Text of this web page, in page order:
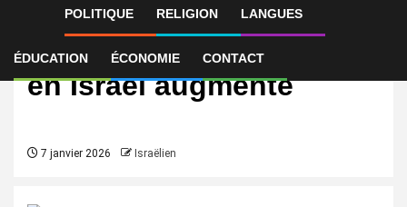
POLITIQUE RELIGION LANGUES
ÉDUCATION ÉCONOMIE CONTACT
International
Le nombre de chrétiens
en Israël augmente
7 janvier 2026 Israëlien